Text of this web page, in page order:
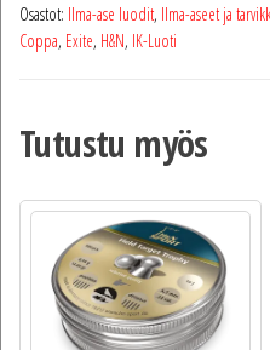
Osastot: Ilma-ase luodit, Ilma-aseet ja
Coppa, Exite, H&N, IK-Luoti
Tutustu myös